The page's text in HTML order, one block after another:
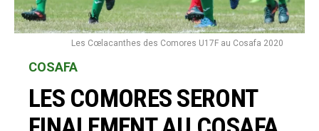
Les Cœlacanthes des Comores U17F au Cosafa 2020
COSAFA
LES COMORES SERONT